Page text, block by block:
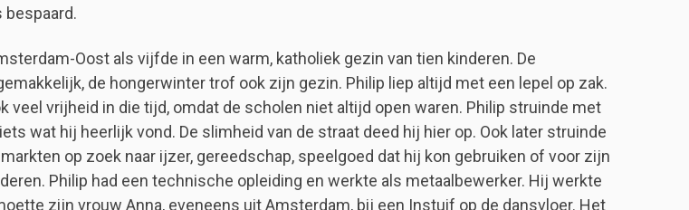
bespaard.
Oost als vijfde in een warm, katholiek gezin van tien kinderen. De
de hongerwinter trof ook zijn gezin. Philip liep altijd met een lepel op zak.
veel vrijheid in die tijd, omdat de scholen niet altijd open waren. Philip struinde met
wat hij heerlijk vond. De slimheid van de straat deed hij hier op. Ook later struinde
op zoek naar ijzer, gereedschap, speelgoed dat hij kon gebruiken of voor zijn
Philip had een technische opleiding en werkte als metaalbewerker. Hij werkte
zijn vrouw Anna, eveneens uit Amsterdam, bij een Instuif op de dansvloer. Het